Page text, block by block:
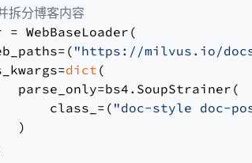
拆分博客内容
WebBaseLoader(
"https://milvus.io/
dict (
parse_only=bs4.SoupStrainer(
class_=(
"doc-style doc-
)